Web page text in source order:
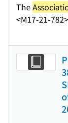
The
<M17-21-782>